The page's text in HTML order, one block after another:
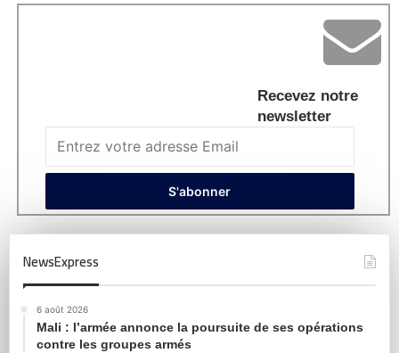
Recevez notre
newsletter
NewsExpress
6 août 2026
Mali : l’armée annonce la poursuite de ses opérations
contre les groupes armés